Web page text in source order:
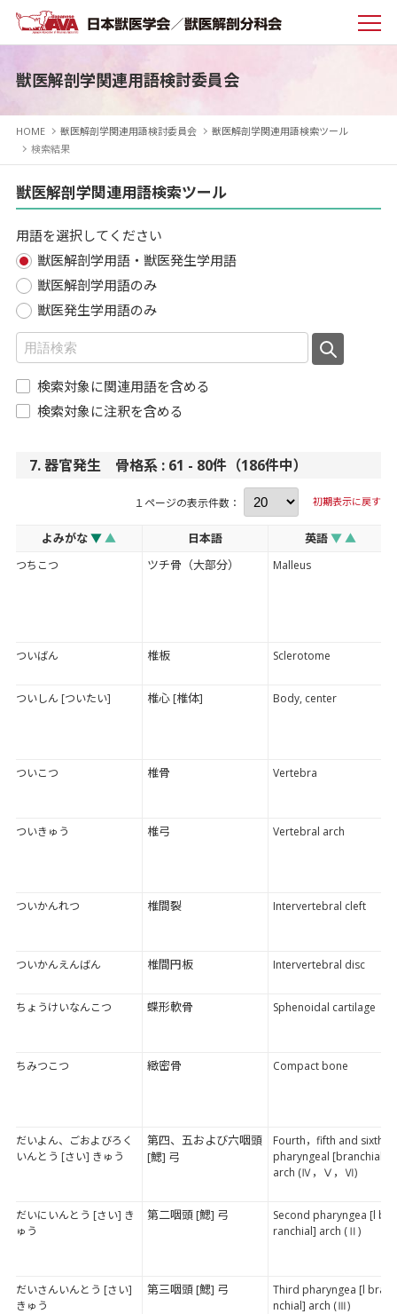
獣医解剖学関連用語検討委員会
HOME 獣医解剖学関連用語検討委員会
獣医解剖学関連用語検索ツール
検索結果
獣医解剖学関連用語検索ツール
用語を選択してください
獣医解剖学用語・獣医発生学用語
獣医解剖学用語のみ
獣医発生学用語のみ
検索対象に関連用語を含める
検索対象に注釈を含める
7. 器官発生 骨格系 : 61 - 80件（186件中）
１ページの表示件数： 初期表示に戻す
よみがな▼ ▲ 日本語 英語▼ ▲
つちこつ ツチ骨（大部分） Malleus
ついばん 椎板 Sclerotome
ついしん [ついたい] 椎心 [椎体] Body, center
ついこつ 椎骨 Vertebra
ついきゅう 椎弓 Vertebral arch
ついかんれつ 椎間裂 Intervertebral cleft
ついかんえんばん 椎間円板 Intervertebral disc
ちょうけいなんこつ 蝶形軟骨 Sphenoidal cartilage
ちみつこつ 緻密骨 Compact bone
だいよん、ごおよびろく
いんとう [さい] きゅう
第四、五および六咽頭
[鰓] 弓
Fourth，fifth and sixth
pharyngeal [branchial]
arch (Ⅳ，Ⅴ，Ⅵ)
だいにいんとう [さい] き
ゅう
第二咽頭 [鰓] 弓
Second pharyngea [l b
ranchial] arch (Ⅱ)
だいさんいんとう [さい]
きゅう
第三咽頭 [鰓] 弓
Third pharyngea [l bra
nchial] arch (Ⅲ)